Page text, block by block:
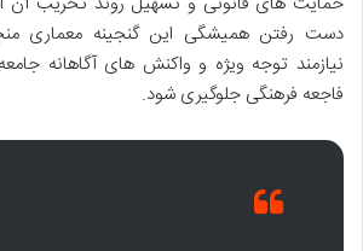
دست رفتن همیشگی این گنجینه معماری
نیازمند توجه ویژه و واکنش های آگاهانه
فاجعه فرهنگی جلوگیری شود.